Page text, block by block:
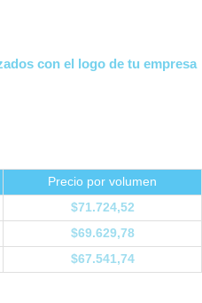
con el logo de tu empresa
Precio por volumen
$71.724,52
$69.629,78
$67.541,74